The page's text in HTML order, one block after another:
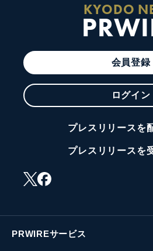
KYODO
会員登録
ログイン
プレスリリースを
プレスリリースを
PRWIREサービス